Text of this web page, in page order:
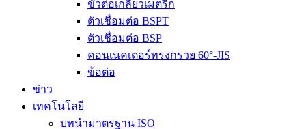
ขั้วต่อเกลียวเมตริก
ตัวเชื่อมต่อ BSPT
ตัวเชื่อมต่อ BSP
คอนเนคเตอร์ทรงกรวย 60°-JIS
ข้อต่อ
ข่าว
เทคโนโลยี
บทนำมาตรฐาน ISO